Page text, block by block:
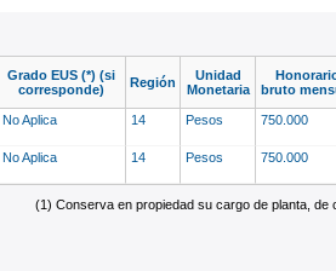
Grado EUS (*) (si
corresponde)
Región
Unidad
Monetaria
bruto
No Aplica 14 Pesos 750.000
No Aplica 14 Pesos 750.000
(1) Conserva en propiedad su cargo de planta, de